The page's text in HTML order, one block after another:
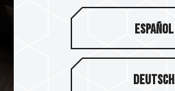
Español
Deutsch